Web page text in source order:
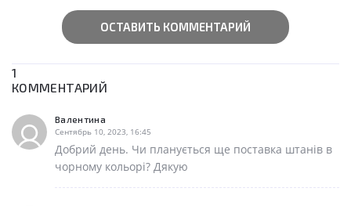
ОСТАВИТЬ КОММЕНТАРИЙ
1
КОММЕНТАРИЙ
Валентина
Сентябрь 10, 2023, 16:45
Добрий день. Чи планується ще поставка штанів в
чорному кольорі? Дякую